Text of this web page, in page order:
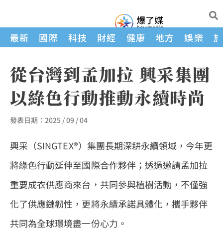
最新 國際 科技 財經 健康 地方 娛樂
從台灣到孟加拉 興采集團
以綠色行動推動永續時尚
發表日期： 2025 / 09 / 04
興采（SINGTEX®）集團長期深耕永續領域，今年更
將綠色行動延伸至國際合作夥伴；透過邀請孟加拉
重要成衣供應商來台，共同參與植樹活動，不僅強
化了供應鏈韌性，更將永續承諾具體化，攜手夥伴
共同為全球環境盡一份心力。